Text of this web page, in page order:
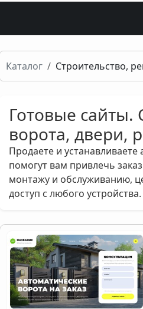
Каталог Строительство,
Готовые сайты.
ворота, двери,
Продаете и
помогут вам привлечь
монтажу и обслуживанию,
доступ с любого устройства.